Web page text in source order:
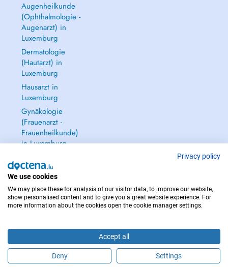
Buchen Sie einen Termin
Augenheilkunde
(Ophthalmologie -
Augenarzt) in
Luxemburg
Dermatologie
(Hautarzt) in
Luxemburg
Hausarzt in
Luxemburg
Gynäkologie
(Frauenarzt -
Frauenheilkunde)
in Luxemburg
IM NOTFALL WENDEN SIE SICH AN : 112
Privacy policy
We use cookies
We may place these for analysis of our visitor data, to improve our website,
show personalised content and to give you a great website experience. For
more information about the cookies open the cookie manager settings.
Accept all
Deny Settings